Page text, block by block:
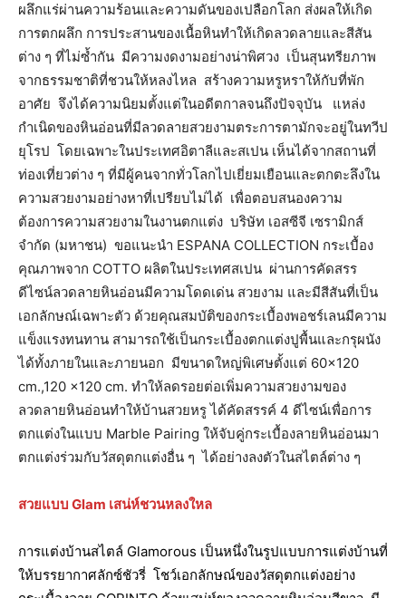
ผลึกแร่ผ่านความร้อนและความดันของเปลือกโลก ส่งผลให้เกิด
การตกผลึก การประสานของเนื้อหินทำให้เกิดลวดลายและสีสัน
ต่าง ๆ ที่ไม่ซ้ำกัน มีความงดงามอย่างน่าพิศวง เป็นสุนทรียภาพ
จากธรรมชาติที่ชวนให้หลงไหล สร้างความหรูหราให้กับที่พัก
อาศัย จึงได้ความนิยมตั้งแต่ในอดีตกาลจนถึงปัจจุบัน แหล่ง
กำเนิดของหินอ่อนที่มีลวดลายสวยงามตระการตามักจะอยู่ในทวีป
ยุโรป โดยเฉพาะในประเทศอิตาลีและสเปน เห็นได้จากสถานที่
ท่องเที่ยวต่าง ๆ ที่มีผู้คนจากทั่วโลกไปเยี่ยมเยือนและตกตะลึงใน
ความสวยงามอย่างหาที่เปรียบไม่ได้ เพื่อตอบสนองความ
ต้องการความสวยงามในงานตกแต่ง บริษัท เอสซีจี เซรามิกส์
จำกัด (มหาชน) ขอแนะนำ ESPANA COLLECTION กระเบื้อง
คุณภาพจาก COTTO ผลิตในประเทศสเปน ผ่านการคัดสรร
ดีไซน์ลวดลายหินอ่อนมีความโดดเด่น สวยงาม และมีสีสันที่เป็น
เอกลักษณ์เฉพาะตัว ด้วยคุณสมบัติของกระเบื้องพอชร์เลนมีความ
แข็งแรงทนทาน สามารถใช้เป็นกระเบื้องตกแต่งปูพื้นและกรุผนัง
ได้ทั้งภายในและภายนอก มีขนาดใหญ่พิเศษตั้งแต่ 60×120
cm.,120 x120 cm. ทำให้ลดรอยต่อเพิ่มความสวยงามของ
ลวดลายหินอ่อนทำให้บ้านสวยหรู ได้คัดสรรค์ 4 ดีไซน์เพื่อการ
ตกแต่งในแบบ Marble Pairing ให้จับคู่กระเบื้องลายหินอ่อนมา
ตกแต่งร่วมกับวัสดุตกแต่งอื่น ๆ ได้อย่างลงตัวในสไตล์ต่าง ๆ
สวยแบบ Glam เสน่ห์ชวนหลงใหล
การแต่งบ้านสไตล์ Glamorous เป็นหนึ่งในรูปแบบการแต่งบ้านที่
ให้บรรยากาศลักซ์ชัวรี่ โชว์เอกลักษณ์ของวัสดุตกแต่งอย่าง